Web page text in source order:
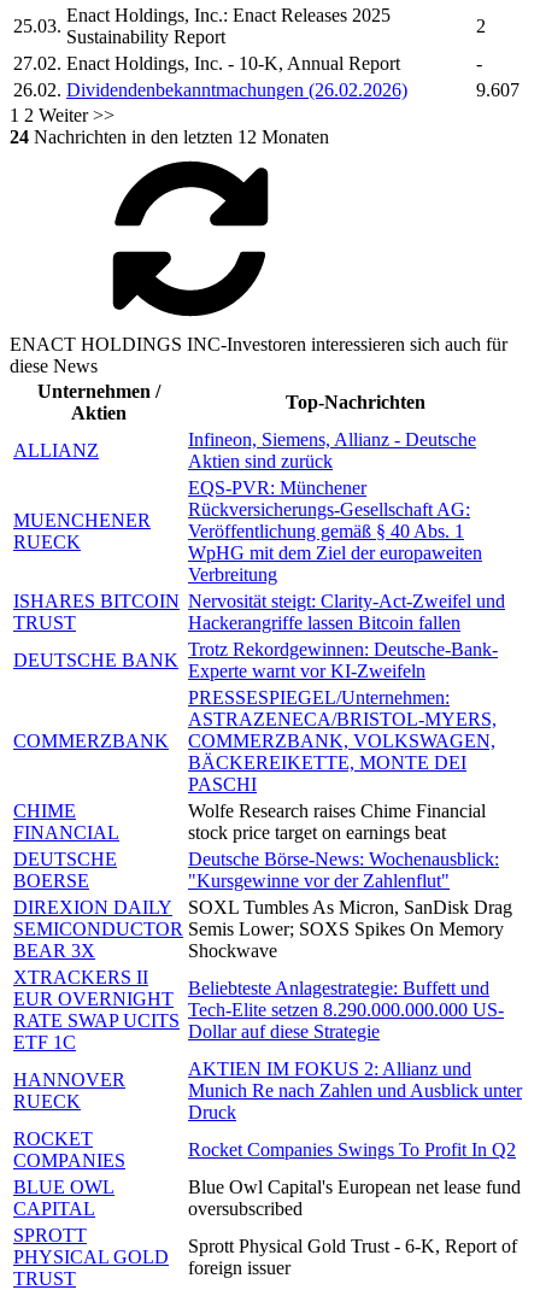
25.03.
Enact Holdings, Inc.: Enact Releases 2025
Sustainability Report
2
27.02. Enact Holdings, Inc. - 10-K, Annual Report
-
26.02. Dividendenbekanntmachungen (26.02.2026)
9.607
1 2 Weiter >>
24 Nachrichten in den letzten 12 Monaten
ENACT HOLDINGS INC-Investoren interessieren sich auch für
diese News
Unternehmen /
Aktien
Top-Nachrichten
ALLIANZ
Infineon, Siemens, Allianz - Deutsche
Aktien sind zurück
MUENCHENER
RUECK
EQS-PVR: Münchener
Rückversicherungs-Gesellschaft AG:
Veröffentlichung gemäß § 40 Abs. 1
WpHG mit dem Ziel der europaweiten
Verbreitung
ISHARES BITCOIN
TRUST
Nervosität steigt: Clarity-Act-Zweifel und
Hackerangriffe lassen Bitcoin fallen
DEUTSCHE BANK
Trotz Rekordgewinnen: Deutsche-Bank-
Experte warnt vor KI-Zweifeln
COMMERZBANK
PRESSESPIEGEL/Unternehmen:
ASTRAZENECA/BRISTOL-MYERS,
COMMERZBANK, VOLKSWAGEN,
BÄCKEREIKETTE, MONTE DEI
PASCHI
CHIME
FINANCIAL
Wolfe Research raises Chime Financial
stock price target on earnings beat
DEUTSCHE
BOERSE
Deutsche Börse-News: Wochenausblick:
"Kursgewinne vor der Zahlenflut"
DIREXION DAILY
SEMICONDUCTOR
BEAR 3X
SOXL Tumbles As Micron, SanDisk Drag
Semis Lower; SOXS Spikes On Memory
Shockwave
XTRACKERS II
EUR OVERNIGHT
RATE SWAP UCITS
ETF 1C
Beliebteste Anlagestrategie: Buffett und
Tech-Elite setzen 8.290.000.000.000 US-
Dollar auf diese Strategie
HANNOVER
RUECK
AKTIEN IM FOKUS 2: Allianz und
Munich Re nach Zahlen und Ausblick unter
Druck
ROCKET
COMPANIES
Rocket Companies Swings To Profit In Q2
BLUE OWL
CAPITAL
Blue Owl Capital's European net lease fund
oversubscribed
SPROTT
PHYSICAL GOLD
TRUST
Sprott Physical Gold Trust - 6-K, Report of
foreign issuer